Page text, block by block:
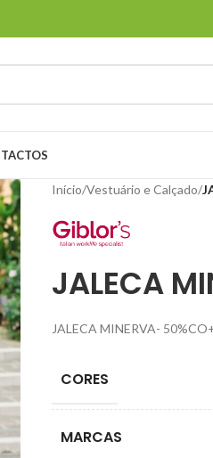
Início/Vestuário e Calçado/
JALECA
JALECA MINERVA-
CORES
MARCAS